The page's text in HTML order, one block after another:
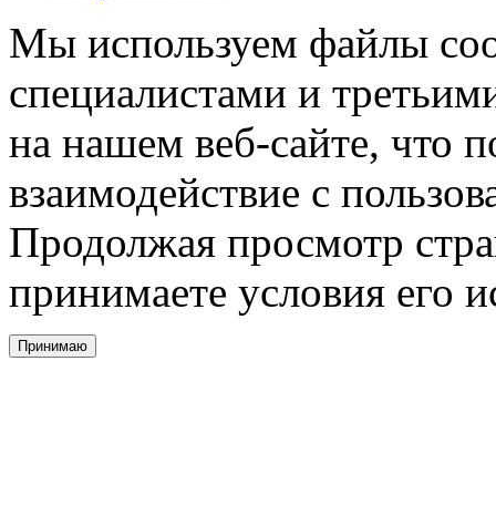
Мы используем файлы
специалистами и
на нашем веб-сайте, что
взаимодействие с
Продолжая просмотр
принимаете условия его
Принимаю